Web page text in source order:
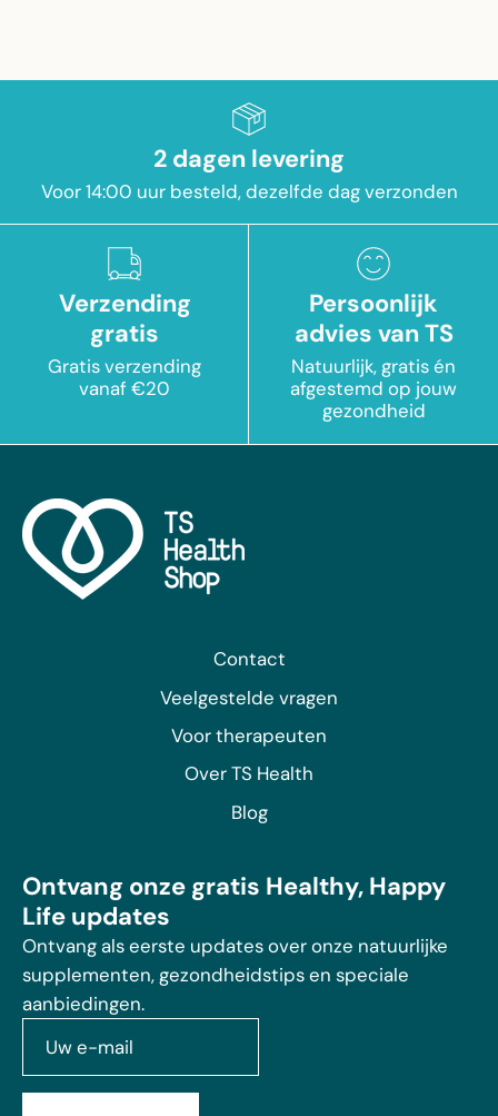
2 dagen levering
Voor 14:00 uur besteld, dezelfde dag verzonden
Verzending
gratis
Gratis verzending
vanaf €20
Persoonlijk
advies van TS
Natuurlijk, gratis én
afgestemd op jouw
gezondheid
Contact
Veelgestelde vragen
Voor therapeuten
Over TS Health
Blog
Ontvang onze gratis Healthy, Happy
Life updates
Ontvang als eerste updates over onze natuurlijke
supplementen, gezondheidstips en speciale
aanbiedingen.